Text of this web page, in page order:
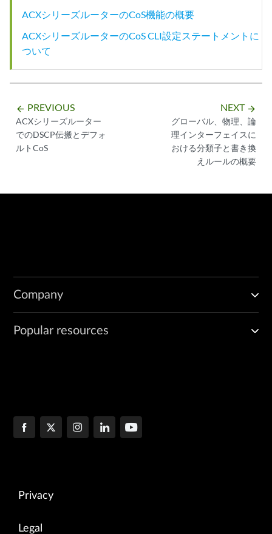
ACXシリーズルーターのCoS機能の概要
ACXシリーズルーターのCoS CLI設定ステートメントに
ついて
arrow_backward PREVIOUS
ACXシリーズルーター
でのDSCP伝搬とデフォ
ルトCoS
NEXT arrow_forward
グローバル、物理、論
理インターフェイスに
おける分類子と書き換
えルールの概要
Company
Popular resources
Privacy
Legal